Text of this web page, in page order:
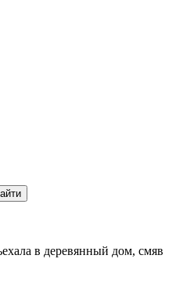
в деревянный дом, смяв